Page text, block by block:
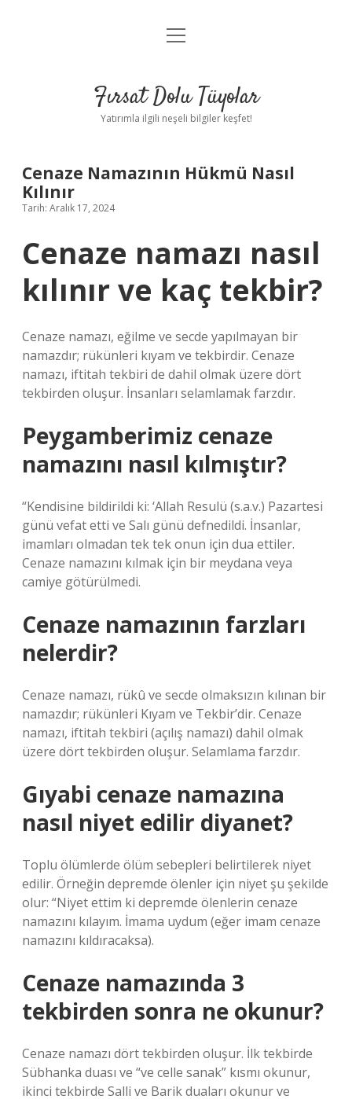
Gizlilik Politikası
Yasal Uyarı
menüyü
Fırsat Dolu Tüyolar
Yatırımla ilgili neşeli bilgiler keşfet!
Cenaze Namazının Hükmü Nasıl
Kılınır
Tarih: Aralık 17, 2024
Cenaze namazı nasıl
kılınır ve kaç tekbir?
Cenaze namazı, eğilme ve secde yapılmayan bir
namazdır; rükünleri kıyam ve tekbirdir. Cenaze
namazı, iftitah tekbiri de dahil olmak üzere dört
tekbirden oluşur. İnsanları selamlamak farzdır.
Peygamberimiz cenaze
namazını nasıl kılmıştır?
“Kendisine bildirildi ki: ‘Allah Resulü (s.a.v.) Pazartesi
günü vefat etti ve Salı günü defnedildi. İnsanlar,
imamları olmadan tek tek onun için dua ettiler.
Cenaze namazını kılmak için bir meydana veya
camiye götürülmedi.
Cenaze namazının farzları
nelerdir?
Cenaze namazı, rükû ve secde olmaksızın kılınan bir
namazdır; rükünleri Kıyam ve Tekbir’dir. Cenaze
namazı, iftitah tekbiri (açılış namazı) dahil olmak
üzere dört tekbirden oluşur. Selamlama farzdır.
Gıyabi cenaze namazına
nasıl niyet edilir diyanet?
Toplu ölümlerde ölüm sebepleri belirtilerek niyet
edilir. Örneğin depremde ölenler için niyet şu şekilde
olur: “Niyet ettim ki depremde ölenlerin cenaze
namazını kılayım. İmama uydum (eğer imam cenaze
namazını kıldıracaksa).
Cenaze namazında 3
tekbirden sonra ne okunur?
Cenaze namazı dört tekbirden oluşur. İlk tekbirde
Sübhanka duası ve “ve celle sanak” kısmı okunur,
ikinci tekbirde Salli ve Barik duaları okunur ve